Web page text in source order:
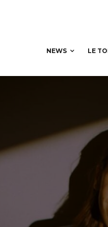
NEWS LE